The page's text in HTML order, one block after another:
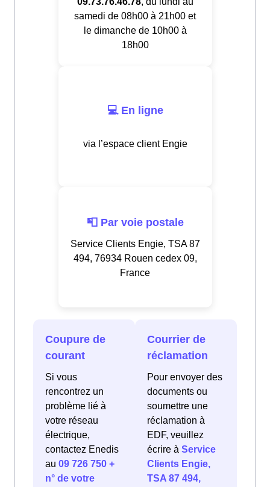
samedi de 08h00 à 21h00 et
le dimanche de 10h00 à
18h00
💻 En ligne
via l’espace client Engie
📮 Par voie postale
Service Clients Engie, TSA 87
494, 76934 Rouen cedex 09,
France
Coupure de
courant
Si vous
rencontrez un
problème lié à
votre réseau
électrique,
contactez Enedis
au 09 726 750 +
n° de votre
Courrier de
réclamation
Pour envoyer des
documents ou
soumettre une
réclamation à
EDF, veuillez
écrire à Service
Clients Engie,
TSA 87 494,